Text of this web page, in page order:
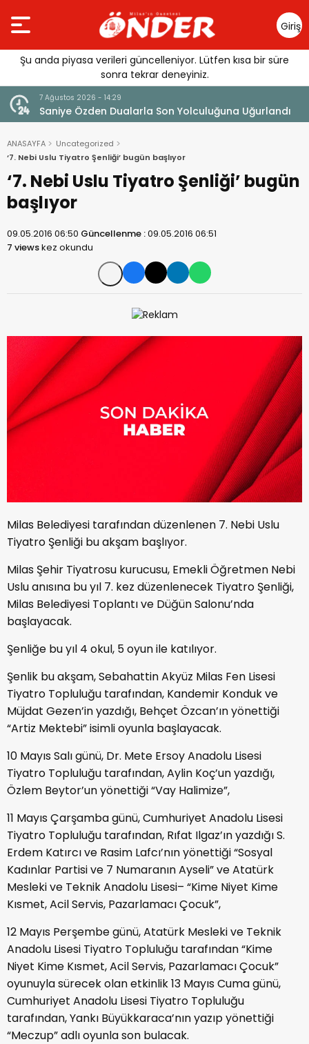
Giriş
Yap
Şu anda piyasa verileri güncelleniyor. Lütfen kısa bir süre
sonra tekrar deneyiniz.
7 Ağustos 2026 - 14:29
Saniye Özden Dualarla Son Yolculuğuna Uğurlandı
ANASAYFA
Uncategorized
‘7. Nebi Uslu Tiyatro Şenliği’ bugün başlıyor
‘7. Nebi Uslu Tiyatro Şenliği’ bugün
başlıyor
09.05.2016 06:50 Güncellenme :09.05.2016 06:51
7 viewskez okundu
Milas Belediyesi tarafından düzenlenen 7. Nebi Uslu
Tiyatro Şenliği bu akşam başlıyor.
Milas Şehir Tiyatrosu kurucusu, Emekli Öğretmen Nebi
Uslu anısına bu yıl 7. kez düzenlenecek Tiyatro Şenliği,
Milas Belediyesi Toplantı ve Düğün Salonu’nda
başlayacak.
Şenliğe bu yıl 4 okul, 5 oyun ile katılıyor.
Şenlik bu akşam, Sebahattin Akyüz Milas Fen Lisesi
Tiyatro Topluluğu tarafından, Kandemir Konduk ve
Müjdat Gezen’in yazdığı, Behçet Özcan’ın yönettiği
“Artiz Mektebi” isimli oyunla başlayacak.
10 Mayıs Salı günü, Dr. Mete Ersoy Anadolu Lisesi
Tiyatro Topluluğu tarafından, Aylin Koç’un yazdığı,
Özlem Beytor’un yönettiği “Vay Halimize”,
11 Mayıs Çarşamba günü, Cumhuriyet Anadolu Lisesi
Tiyatro Topluluğu tarafından, Rıfat Ilgaz’ın yazdığı S.
Erdem Katırcı ve Rasim Lafcı’nın yönettiği “Sosyal
Kadınlar Partisi ve 7 Numaranın Ayseli” ve Atatürk
Mesleki ve Teknik Anadolu Lisesi– “Kime Niyet Kime
Kısmet, Acil Servis, Pazarlamacı Çocuk”,
12 Mayıs Perşembe günü, Atatürk Mesleki ve Teknik
Anadolu Lisesi Tiyatro Topluluğu tarafından “Kime
Niyet Kime Kısmet, Acil Servis, Pazarlamacı Çocuk”
oyunuyla sürecek olan etkinlik 13 Mayıs Cuma günü,
Cumhuriyet Anadolu Lisesi Tiyatro Topluluğu
tarafından, Yankı Büyükkaraca’nın yazıp yönettiği
“Meczup” adlı oyunla son bulacak.